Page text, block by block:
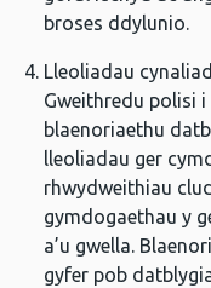
broses ddylunio.
Lleoliadau
Gweithredu polisi
blaenoriaethu
lleoliadau ger
rhwydweithiau
gymdogaethau y
a’u gwella.
gyfer pob